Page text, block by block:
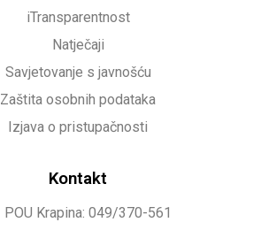
iTransparentnost
Natječaji
Savjetovanje s javnošću
Zaštita osobnih podataka
Izjava o pristupačnosti
Kontakt
POU Krapina: 049/370-561